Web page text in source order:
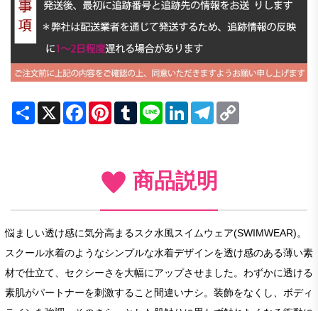
Share X FacebookPinterestTumblrLine LinkedInTelegram
商品説明
悩ましい透け感に気分高まるスク水風スイムウェア(SWIMWEAR)。
スクール水着のようなシンプルな水着デザインを透け感のある薄い素
材で仕立て、セクシーさを大幅にアップさせました。わずかに透ける
素肌がパートナーを刺激すること間違いナシ。装飾をなくし、ボディ